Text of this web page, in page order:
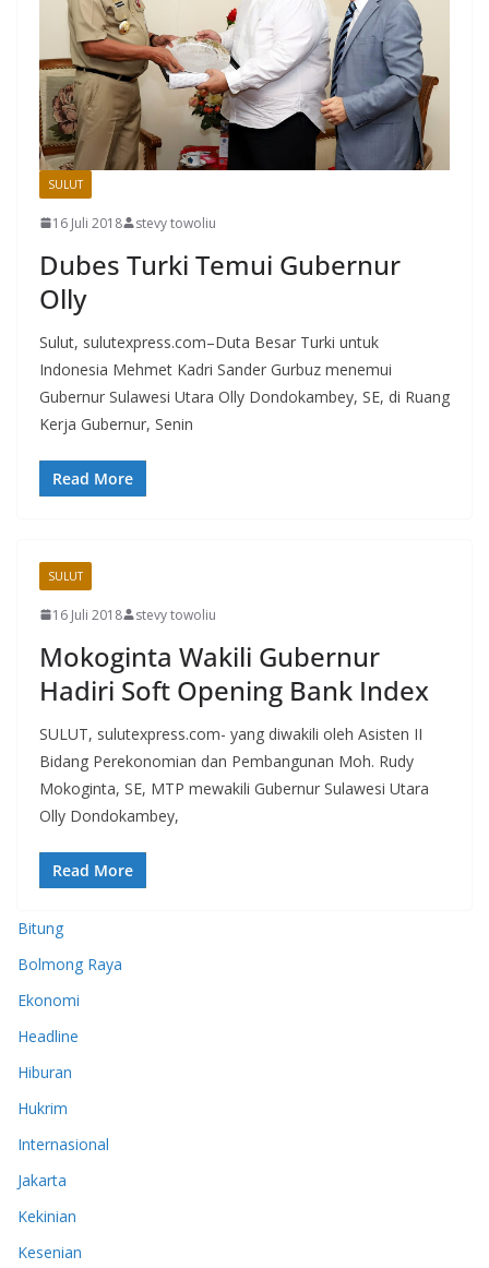
SULUT
16 Juli 2018 stevy towoliu
Dubes Turki Temui Gubernur
Olly
Sulut, sulutexpress.com–Duta Besar Turki untuk
Indonesia Mehmet Kadri Sander Gurbuz menemui
Gubernur Sulawesi Utara Olly Dondokambey, SE, di Ruang
Kerja Gubernur, Senin
Read More
SULUT
16 Juli 2018 stevy towoliu
Mokoginta Wakili Gubernur
Hadiri Soft Opening Bank Index
SULUT, sulutexpress.com- yang diwakili oleh Asisten II
Bidang Perekonomian dan Pembangunan Moh. Rudy
Mokoginta, SE, MTP mewakili Gubernur Sulawesi Utara
Olly Dondokambey,
Read More
Bitung
Bolmong Raya
Ekonomi
Headline
Hiburan
Hukrim
Internasional
Jakarta
Kekinian
Kesenian